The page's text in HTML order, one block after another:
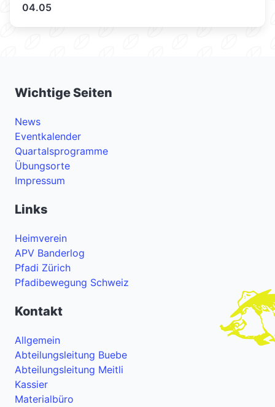
04.05
Wichtige Seiten
News
Eventkalender
Quartalsprogramme
Übungsorte
Impressum
Links
Heimverein
APV Banderlog
Pfadi Zürich
Pfadibewegung Schweiz
Kontakt
Allgemein
Abteilungsleitung Buebe
Abteilungsleitung Meitli
Kassier
Materialbüro